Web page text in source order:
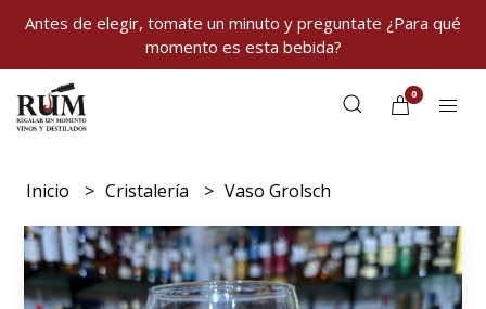
Antes de elegir, tomate un minuto y preguntate ¿Para qué
momento es esta bebida?
0
Inicio Cristalería Vaso Grolsch